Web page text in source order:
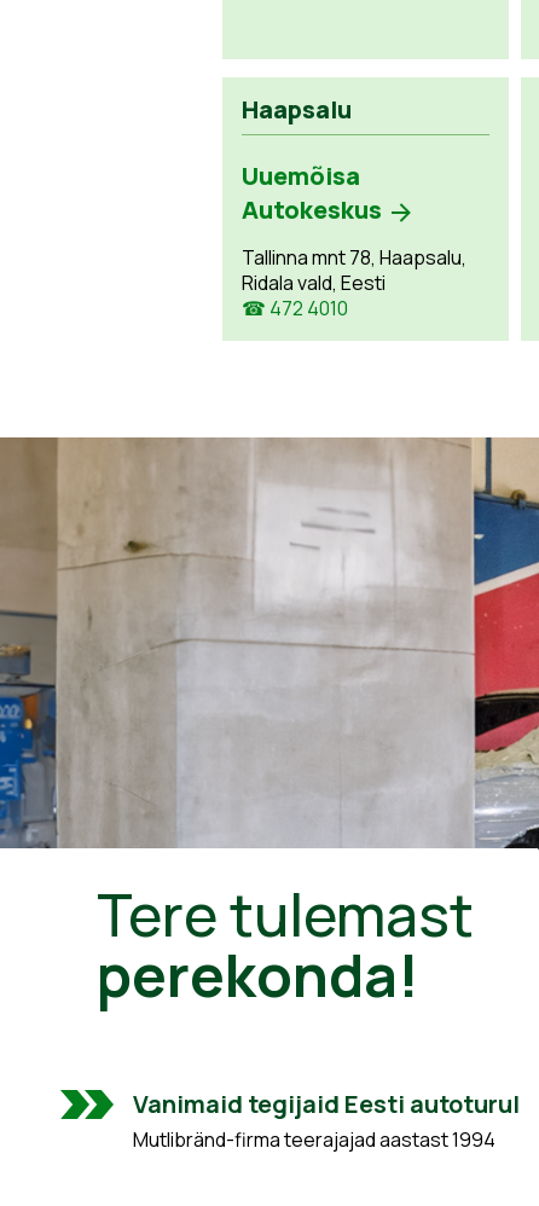
Haapsalu
Uuemõisa
Autokeskus
Tallinna mnt 78, Haapsalu,
Ridala vald, Eesti
☎ 472 4010
Tere tulemast
perekonda!
Vanimaid tegijaid Eesti autoturul
Mutlibränd-firma teerajajad aastast 1994